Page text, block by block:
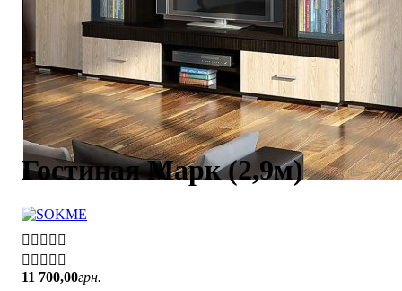
Гостиная Марк (2,9м)


11 700,00грн.